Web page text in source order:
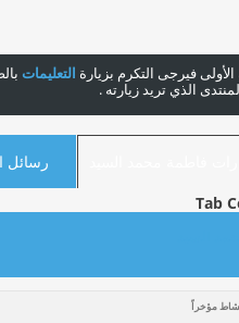
فيرجى التكرم بزيارة التعليمات
الذي تريد زيارته .
رسائل
Tab
مؤخراً